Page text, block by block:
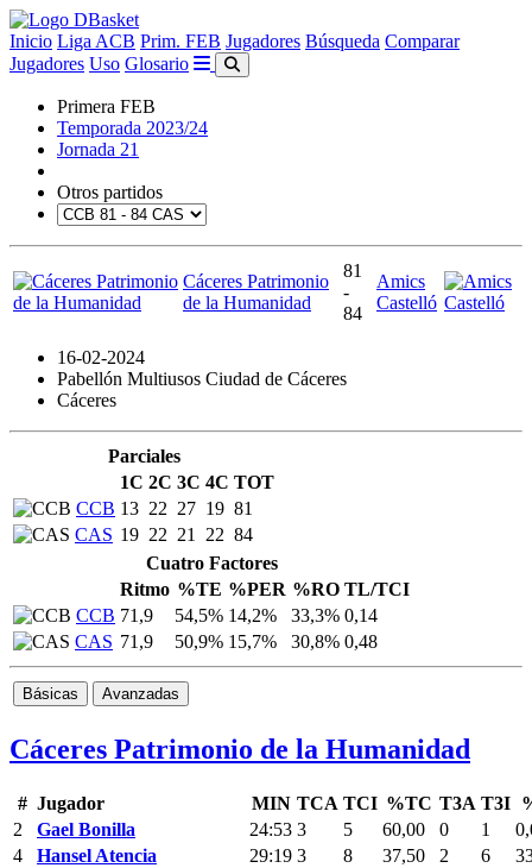
Inicio Liga ACB Prim. FEB Jugadores Búsqueda Comparar
Jugadores Uso Glosario
Primera FEB
Temporada 2023/24
Jornada 21
Otros partidos
Cáceres Patrimonio
de la Humanidad
81
-
84
Amics
Castelló
16-02-2024
Pabellón Multiusos Ciudad de Cáceres
Cáceres
Parciales
1C 2C 3C 4C TOT
CCB 13 22 27 19 81
CAS 19 22 21 22 84
Cuatro Factores
Ritmo %TE %PER %RO TL/TCI
CCB 71,9 54,5% 14,2% 33,3% 0,14
CAS 71,9 50,9% 15,7% 30,8% 0,48
Básicas Avanzadas
Cáceres Patrimonio de la Humanidad
# Jugador MIN TCA TCI %TC T3A T3I
2
Gael Bonilla 24:53 3 5 60,00 0 1
4
Hansel Atencia 29:19 3 8 37,50 2 6